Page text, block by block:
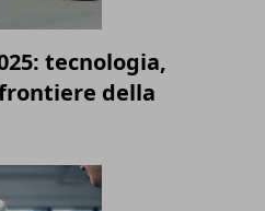
tecnologia,
della